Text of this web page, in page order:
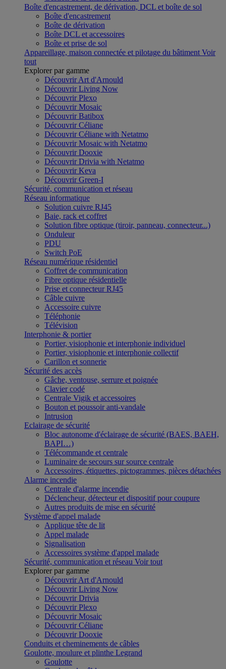
Boîte d'encastrement, de dérivation, DCL et boîte de sol
Boîte d'encastrement
Boîte de dérivation
Boîte DCL et accessoires
Boîte et prise de sol
Appareillage, maison connectée et pilotage du bâtiment Voir
tout
Explorer par gamme
Découvrir Art d'Arnould
Découvrir Living Now
Découvrir Plexo
Découvrir Mosaic
Découvrir Batibox
Découvrir Céliane
Découvrir Céliane with Netatmo
Découvrir Mosaic with Netatmo
Découvrir Dooxie
Découvrir Drivia with Netatmo
Découvrir Keva
Découvrir Green-I
Sécurité, communication et réseau
Réseau informatique
Solution cuivre RJ45
Baie, rack et coffret
Solution fibre optique (tiroir, panneau, connecteur...)
Onduleur
PDU
Switch PoE
Réseau numérique résidentiel
Coffret de communication
Fibre optique résidentielle
Prise et connecteur RJ45
Câble cuivre
Accessoire cuivre
Téléphonie
Télévision
Interphonie & portier
Portier, visiophonie et interphonie individuel
Portier, visiophonie et interphonie collectif
Carillon et sonnerie
Sécurité des accès
Gâche, ventouse, serrure et poignée
Clavier codé
Centrale Vigik et accessoires
Bouton et poussoir anti-vandale
Intrusion
Eclairage de sécurité
Bloc autonome d'éclairage de sécurité (BAES, BAEH,
BAPI…)
Télécommande et centrale
Luminaire de secours sur source centrale
Accessoires, étiquettes, pictogrammes, pièces détachées
Alarme incendie
Centrale d'alarme incendie
Déclencheur, détecteur et dispositif pour coupure
Autres produits de mise en sécurité
Système d'appel malade
Applique tête de lit
Appel malade
Signalisation
Accessoires système d'appel malade
Sécurité, communication et réseau Voir tout
Explorer par gamme
Découvrir Art d'Arnould
Découvrir Living Now
Découvrir Drivia
Découvrir Plexo
Découvrir Mosaic
Découvrir Céliane
Découvrir Dooxie
Conduits et cheminements de câbles
Goulotte, moulure et plinthe Legrand
Goulotte